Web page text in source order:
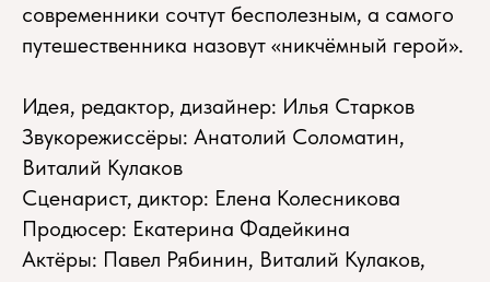
современники сочтут бесполезным, а самого
путешественника назовут «никчёмный герой».
Идея, редактор, дизайнер: Илья Старков
Звукорежиссёры: Анатолий Соломатин,
Виталий Кулаков
Сценарист, диктор: Елена Колесникова
Продюсер: Екатерина Фадейкина
Актёры: Павел Рябинин, Виталий Кулаков,